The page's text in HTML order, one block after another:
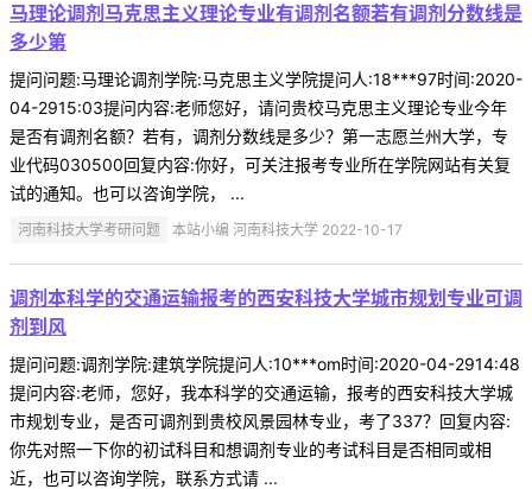
马理论调剂马克思主义理论专业有调剂名额若有调剂分数线是
多少第
提问问题:马理论调剂学院:马克思主义学院提问人:18***97时间:2020-
04-2915:03提问内容:老师您好，请问贵校马克思主义理论专业今年
是否有调剂名额？若有，调剂分数线是多少？第一志愿兰州大学，专
业代码030500回复内容:你好，可关注报考专业所在学院网站有关复
试的通知。也可以咨询学院， ...
河南科技大学考研问题 本站小编 河南科技大学 2022-10-17
调剂本科学的交通运输报考的西安科技大学城市规划专业可调
剂到风
提问问题:调剂学院:建筑学院提问人:10***om时间:2020-04-2914:48
提问内容:老师，您好，我本科学的交通运输，报考的西安科技大学城
市规划专业，是否可调剂到贵校风景园林专业，考了337？回复内容:
你先对照一下你的初试科目和想调剂专业的考试科目是否相同或相
近，也可以咨询学院，联系方式请 ...